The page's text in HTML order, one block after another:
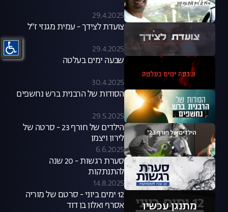
29.4.2025
צועדת לצידך - עמית מגנזי ז"ל
29.4.2025
שבעה ימים בעלטה
30.4.2025
הסודות של הרבנית ברש נחשפים
29.5.2025
הילדים של חורף 23 - סרטה של
לירון ויצמן
6.6.2025
סערת רגשות - 20 שנה
להתנתקות
14.8.2025
מתנגן עכשיו
12 ימים ביוני - סרטם של מוריה
אסרף ואלון בן דוד